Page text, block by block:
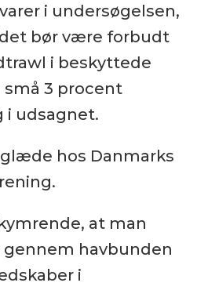
i undersøgelsen,
bør være forbudt
i beskyttede
små 3 procent
i udsagnet.
hos Danmarks
at man
havbunden
i